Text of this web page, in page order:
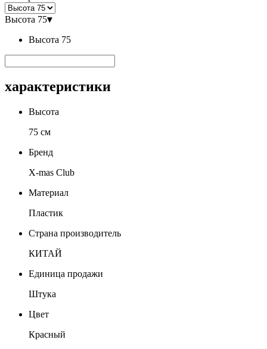
Высота 75▾
Высота 75
характеристики
Высота
75 см
Бренд
X-mas Club
Материал
Пластик
Страна производитель
КИТАЙ
Единица продажи
Штука
Цвет
Красный